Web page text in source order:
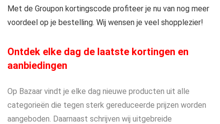
Met de Groupon kortingscode profiteer je nu van nog meer
voordeel op je bestelling. Wij wensen je veel shopplezier!
Ontdek elke dag de laatste kortingen en
aanbiedingen
Op Bazaar vindt je elke dag nieuwe producten uit alle
categorieën die tegen sterk gereduceerde prijzen worden
aangeboden. Daarnaast schrijven wij uitgebreide